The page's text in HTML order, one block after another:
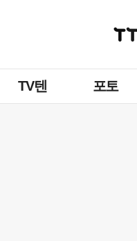
TV텐 포토